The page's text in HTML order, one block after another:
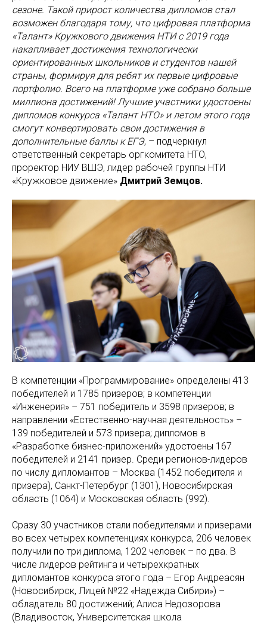
сезоне. Такой прирост количества дипломов стал
возможен благодаря тому, что цифровая платформа
«Талант» Кружкового движения НТИ с 2019 года
накапливает достижения технологически
ориентированных школьников и студентов нашей
страны, формируя для ребят их первые цифровые
портфолио. Всего на платформе уже собрано больше
миллиона достижений! Лучшие участники удостоены
дипломов конкурса «Талант НТО» и летом этого года
смогут конвертировать свои достижения в
дополнительные баллы к ЕГЭ, – подчеркнул
ответственный секретарь оргкомитета НТО,
проректор НИУ ВШЭ, лидер рабочей группы НТИ
«Кружковое движение» Дмитрий Земцов.
В компетенции «Программирование» определены 413
победителей и 1785 призеров; в компетенции
«Инженерия» – 751 победитель и 3598 призеров; в
направлении «Естественно-научная деятельность» –
139 победителей и 573 призера; дипломов в
«Разработке бизнес-приложений» удостоены 167
победителей и 2141 призер. Среди регионов-лидеров
по числу дипломантов – Москва (1452 победителя и
призера), Санкт-Петербург (1301), Новосибирская
область (1064) и Московская область (992).
Сразу 30 участников стали победителями и призерами
во всех четырех компетенциях конкурса, 206 человек
получили по три диплома, 1202 человек – по два. В
числе лидеров рейтинга и четырехкратных
дипломантов конкурса этого года – Егор Андреасян
(Новосибирск, Лицей №22 «Надежда Сибири») –
обладатель 80 достижений; Алиса Недозорова
(Владивосток, Университетская школа